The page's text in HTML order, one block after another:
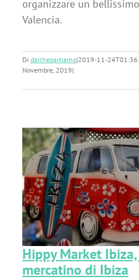
organizzare un
Valencia.
Di daichepartiamo|2019-11-
Novembre, 2019|
Hippy Market
mercatino di Ibiza